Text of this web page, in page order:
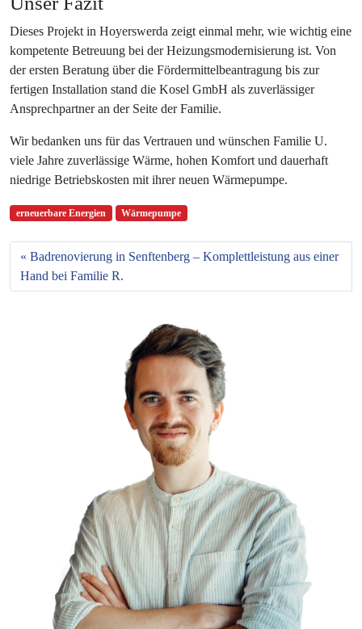
Dieses Projekt in Hoyerswerda zeigt einmal mehr, wie wichtig eine
kompetente Betreuung bei der Heizungsmodernisierung ist. Von
der ersten Beratung über die Fördermittelbeantragung bis zur
fertigen Installation stand die Kosel GmbH als zuverlässiger
Ansprechpartner an der Seite der Familie.
Wir bedanken uns für das Vertrauen und wünschen Familie U.
viele Jahre zuverlässige Wärme, hohen Komfort und dauerhaft
niedrige Betriebskosten mit ihrer neuen Wärmepumpe.
erneuerbare Energien Wärmepumpe
Badrenovierung in Senftenberg – Komplettleistung aus einer
Hand bei Familie R.